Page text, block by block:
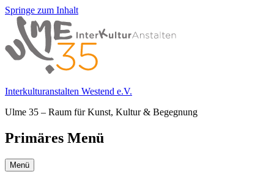
Springe zum Inhalt
Interkulturanstalten Westend e.V.
Ulme 35 – Raum für Kunst, Kultur & Begegnung
Primäres Menü
Menü